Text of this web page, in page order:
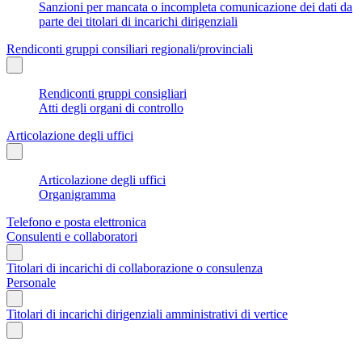
Sanzioni per mancata o incompleta comunicazione dei dati da
parte dei titolari di incarichi dirigenziali
Rendiconti gruppi consiliari regionali/provinciali
Rendiconti gruppi consigliari
Atti degli organi di controllo
Articolazione degli uffici
Articolazione degli uffici
Organigramma
Telefono e posta elettronica
Consulenti e collaboratori
Titolari di incarichi di collaborazione o consulenza
Personale
Titolari di incarichi dirigenziali amministrativi di vertice